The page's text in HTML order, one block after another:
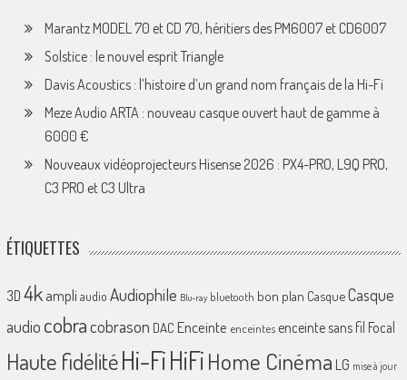
Marantz MODEL 70 et CD 70, héritiers des PM6007 et CD6007
Solstice : le nouvel esprit Triangle
Davis Acoustics : l’histoire d’un grand nom français de la Hi-Fi
Meze Audio ARTA : nouveau casque ouvert haut de gamme à
6000 €
Nouveaux vidéoprojecteurs Hisense 2026 : PX4-PRO, L9Q PRO,
C3 PRO et C3 Ultra
ÉTIQUETTES
3D 4k ampliaudio Audiophile Blu-ray bluetooth bon plan CasqueCasque
audio cobracobrason DAC Enceinte enceintes enceinte sans fil Focal
Haute fidélitéHi-FiHiFiHome Cinéma LG mise à jour